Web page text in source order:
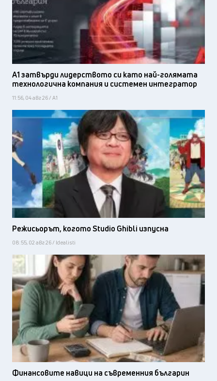
А1 затвърди лидерството си като най-голямата
технологична компания и системен интегратор
11:56, 04 авг 26 / А1
Режисьорът, когото Studio Ghibli изпусна
08:55, 02 авг 26 / Idealisti
Финансовите навици на съвременния българин